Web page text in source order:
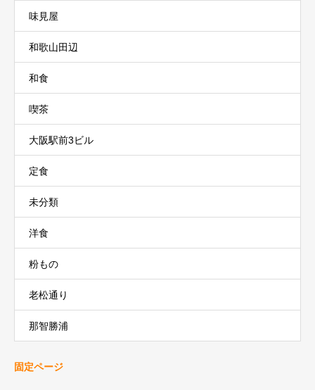
味見屋
和歌山田辺
和食
喫茶
大阪駅前3ビル
定食
未分類
洋食
粉もの
老松通り
那智勝浦
固定ページ